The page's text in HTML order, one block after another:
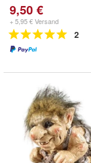
9,50 €
+ 5,95 € Versand
2